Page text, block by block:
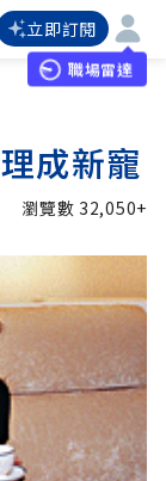
立即訂閱
職場雷達
成新寵
瀏覽數 32,050+